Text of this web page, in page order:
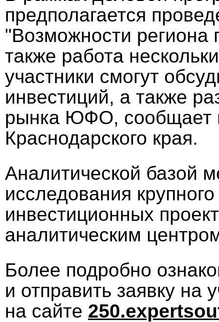
предполагается
"Возможности региона
также работа
участники смогут
инвестиций, а также
рынка ЮФО, сообщает
Краснодарского края.
Аналитической базой
исследования
инвестиционных
аналитическим
Более подробно
и отправить заявку на
на сайте